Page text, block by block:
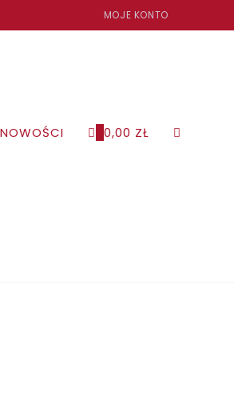
MOJE KONTO
NOWOŚCI 0,00 ZŁ TOGGLE